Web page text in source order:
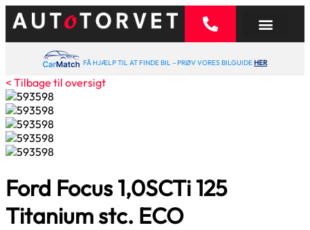
FÅ HJÆLP TIL AT FINDE BIL – PRØV VORES BILGUIDEHER
< Tilbage til oversigt
Ford Focus 1,0SCTi 125
Titanium stc. ECO